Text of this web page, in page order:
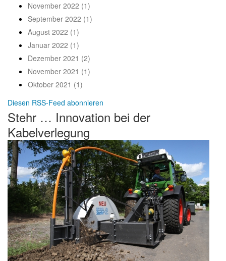
November 2022 (1)
September 2022 (1)
August 2022 (1)
Januar 2022 (1)
Dezember 2021 (2)
November 2021 (1)
Oktober 2021 (1)
Diesen RSS-Feed abonnieren
Stehr … Innovation bei der
Kabelverlegung